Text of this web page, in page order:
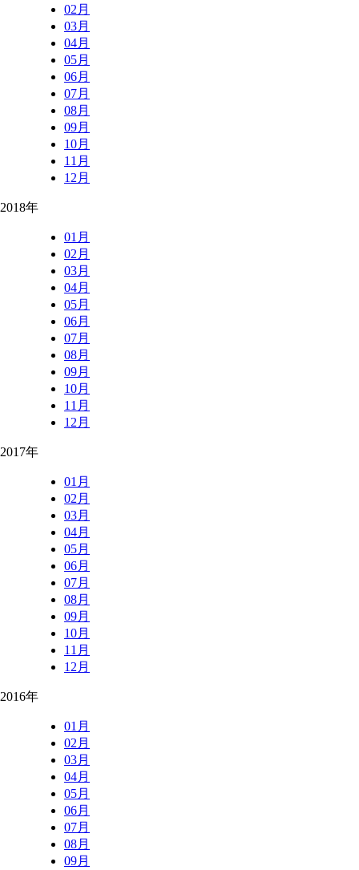
02月
03月
04月
05月
06月
07月
08月
09月
10月
11月
12月
2018年
01月
02月
03月
04月
05月
06月
07月
08月
09月
10月
11月
12月
2017年
01月
02月
03月
04月
05月
06月
07月
08月
09月
10月
11月
12月
2016年
01月
02月
03月
04月
05月
06月
07月
08月
09月